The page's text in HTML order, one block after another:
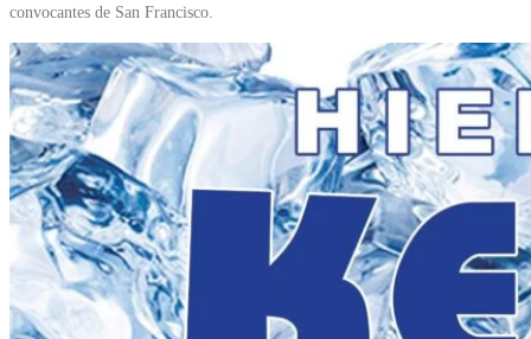
convocantes de San Francisco.